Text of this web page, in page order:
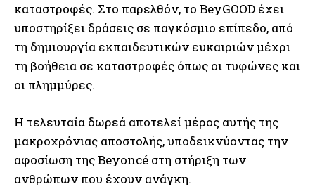
καταστροφές. Στο παρελθόν, το BeyGOOD έχει
υποστηρίξει δράσεις σε παγκόσμιο επίπεδο, από
τη δημιουργία εκπαιδευτικών ευκαιριών μέχρι
τη βοήθεια σε καταστροφές όπως οι τυφώνες και
οι πλημμύρες.
Η τελευταία δωρεά αποτελεί μέρος αυτής της
μακροχρόνιας αποστολής, υποδεικνύοντας την
αφοσίωση της Beyoncé στη στήριξη των
ανθρώπων που έχουν ανάγκη.